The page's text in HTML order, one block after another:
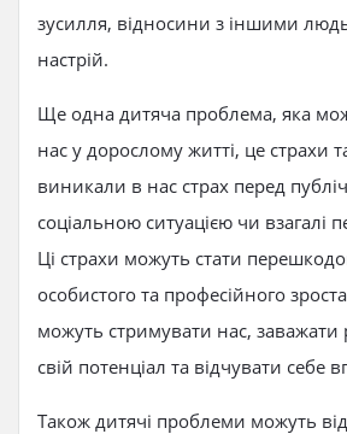
зусилля, відносини з іншими
настрій.
Ще одна дитяча проблема, яка
нас у дорослому житті, це страхи
виникали в нас страх перед
соціальною ситуацією чи взагалі
Ці страхи можуть стати
особистого та професійного
можуть стримувати нас, заважати
свій потенціал та відчувати себе
Також дитячі проблеми можуть